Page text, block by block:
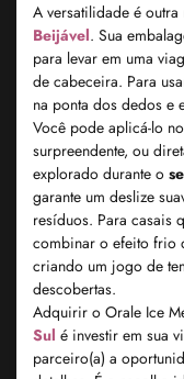
A versatilidade é
Beijável. Sua
para levar em uma
de cabeceira. Para
na ponta dos dedos e
Você pode aplicá-lo
surpreendente, ou
explorado durante o
garante um deslize
resíduos. Para casais
combinar o efeito frio
criando um jogo de
descobertas.
Adquirir o Orale Ice
Sul é investir em sua
parceiro(a) a